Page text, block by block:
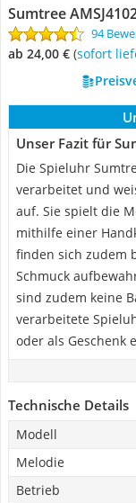
Sumtree
94
ab 24,00 € ( Sofort
Unser Fazit für
Die Spieluhr
verarbeitet und
auf. Sie spielt die
mithilfe einer
finden sich zudem
Schmuck
sind zudem keine
verarbeitete
oder als Geschenk
Technische Details
Modell
Melodie
Betrieb